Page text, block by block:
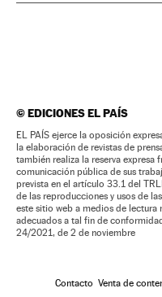
©EDICIONES EL PAÍS
EL PAÍS ejerce la oposición
la elaboración de revistas de
también realiza la reserva
comunicación pública de sus
prevista en el artículo 33.1 del
de las reproducciones y usos de
este sitio web a medios de lectura
adecuados a tal fin de
24/2021, de 2 de noviembre
Contacto Venta de